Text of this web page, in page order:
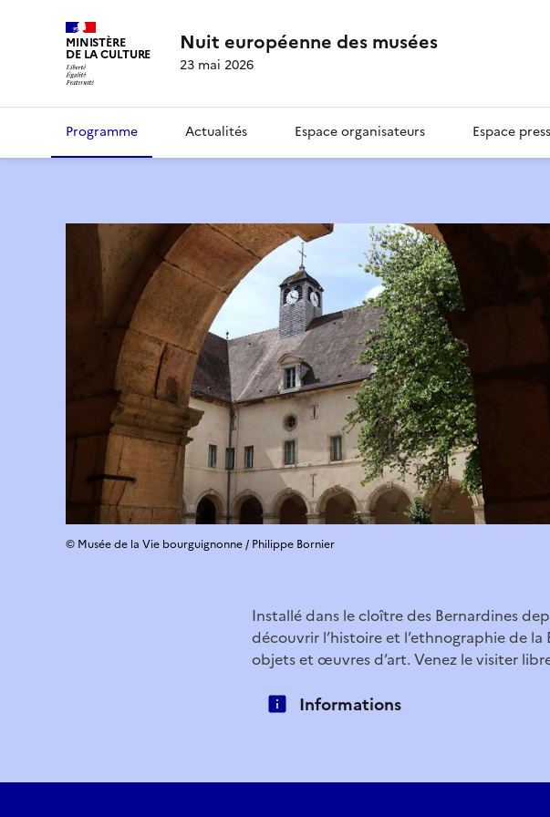
MINISTÈRE
DE LA CULTURE Nuit européenne des musées
23 mai 2026
Programme Actualités Espace organisateurs Espace
© Musée de la Vie bourguignonne / Philippe Bornier
Installé dans le cloître des Bernardines
découvrir l’histoire et l’ethnographie de
objets et œuvres d’art. Venez le visiter
Informations